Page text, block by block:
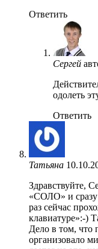
Ответить
Сергей
одолеть
Ответить
Татьяна
Здравствуйте,
«СОЛО» и сразу
раз сейчас
клавиатуре»:-)
Дело в том, что
организовало